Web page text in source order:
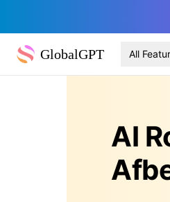
GlobalGPT All
AI